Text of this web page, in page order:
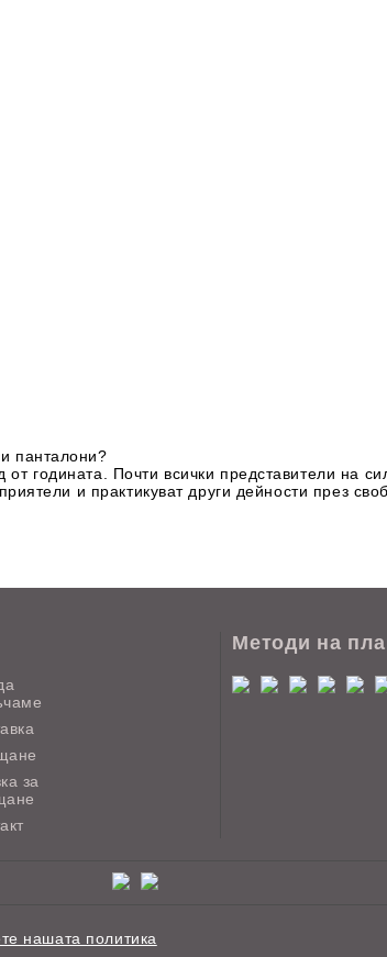
панталони?
годината. Почти всички представители на
и практикуват други дейности през
за
Методи на
нашата политика